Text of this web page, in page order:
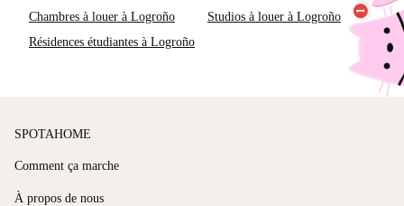
Chambres à louer à Logroño
Studios à louer à Logroño
Résidences étudiantes à Logroño
SPOTAHOME
Comment ça marche
À propos de nous